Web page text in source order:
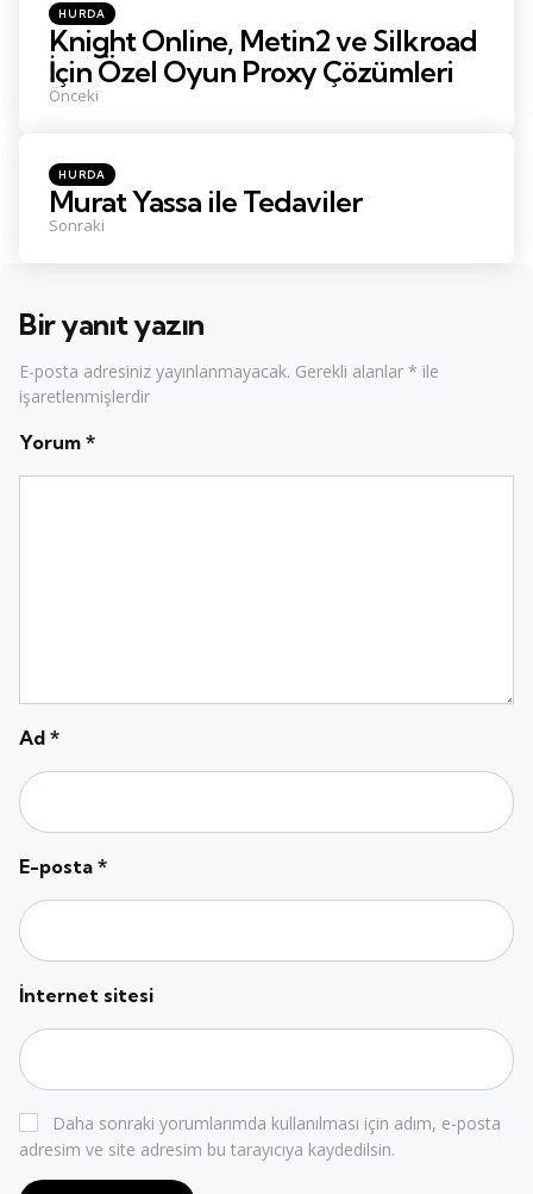
Posted
in
HURDA
Knight Online, Metin2 ve Silkroad
İçin Özel Oyun Proxy Çözümleri
Önceki
Posted
in
HURDA
Murat Yassa ile Tedaviler
Sonraki
Bir yanıt yazın
E-posta adresiniz yayınlanmayacak. Gerekli alanlar * ile
işaretlenmişlerdir
Yorum *
Ad *
E-posta *
İnternet sitesi
Daha sonraki yorumlarımda kullanılması için adım, e-posta
adresim ve site adresim bu tarayıcıya kaydedilsin.